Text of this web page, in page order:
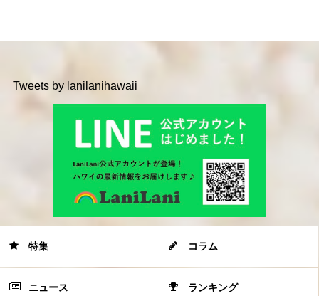
Tweets by lanilanihawaii
特集 コラム
ニュース ランキング